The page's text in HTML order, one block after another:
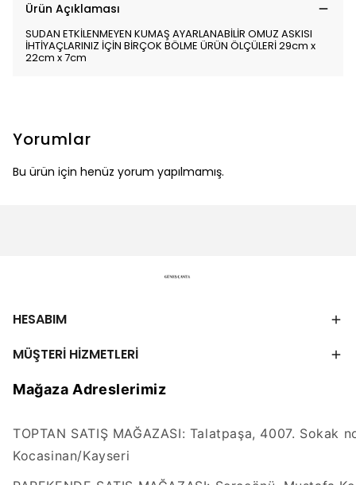
Ürün Açıklaması
SUDAN ETKİLENMEYEN KUMAŞ AYARLANABİLİR OMUZ ASKISI
İHTİYAÇLARINIZ İÇİN BİRÇOK BÖLME ÜRÜN ÖLÇÜLERİ 29cm x
22cm x 7cm
Yorumlar
Bu ürün için henüz yorum yapılmamış.
HESABIM
MÜŞTERİ HİZMETLERİ
Mağaza Adreslerimiz
TOPTAN SATIŞ MAĞAZASI: Talatpaşa, 4007. Sokak
Kocasinan/Kayseri